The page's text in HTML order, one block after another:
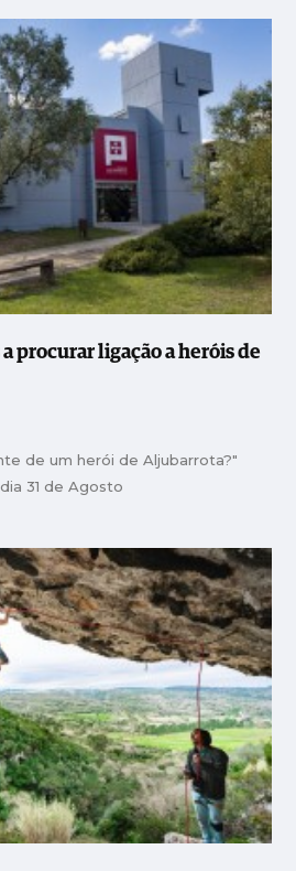
procurar ligação a heróis de
de um herói de Aljubarrota?"
31 de Agosto